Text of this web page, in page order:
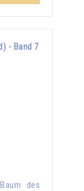
- Band 7
des